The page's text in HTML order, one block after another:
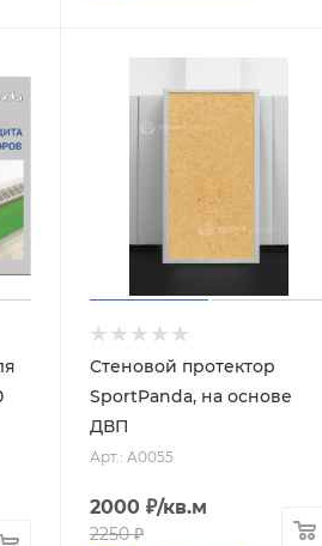
Стеновой протектор
SportPanda, на основе
ДВП
Арт.: A0055
2000 ₽/кв.м
2250₽